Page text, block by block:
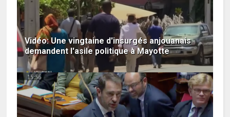
Vidéo: Une vingtaine d'insurgés anjouanais
demandent l'asile politique à Mayotte